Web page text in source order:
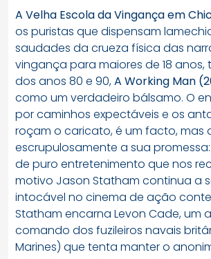
A Velha Escola da Vingança em
os puristas que dispensam
saudades da crueza física das
vingança para maiores de 18 anos,
dos anos 80 e 90,A Working Man
como um verdadeiro bálsamo. O
por caminhos expectáveis e os
roçam o caricato, é um facto, mas
escrupulosamente a sua
de puro entretenimento que nos
motivo Jason Statham continua a
intocável no cinema de ação
Statham encarna Levon Cade, um
comando dos fuzileiros navais
Marines) que tenta manter o